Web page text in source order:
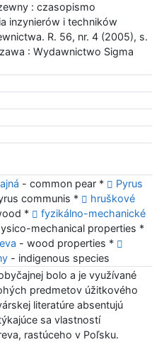
: czasopismo
inzynierów i techników
R. 56, nr. 4 (2005), s.
: Wydawnictwo Sigma
- common pear *
Pyrus
communis *
hruškové
*
fyzikálno-mechanické
mechanical properties *
- wood properties *
- indigenous species
bolo a je využívané
predmetov úžitkového
literatúre absentujú
sa vlastností
rastúceho v Poľsku.